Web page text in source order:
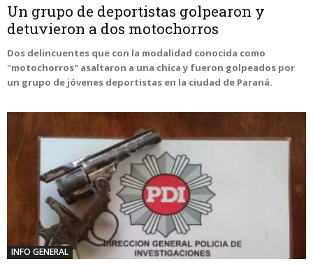
Un grupo de deportistas golpearon y
detuvieron a dos motochorros
Dos delincuentes que con la modalidad conocida como
"motochorros" asaltaron a una chica y fueron golpeados por
un grupo de jóvenes deportistas en la ciudad de Paraná.
INFO GENERAL